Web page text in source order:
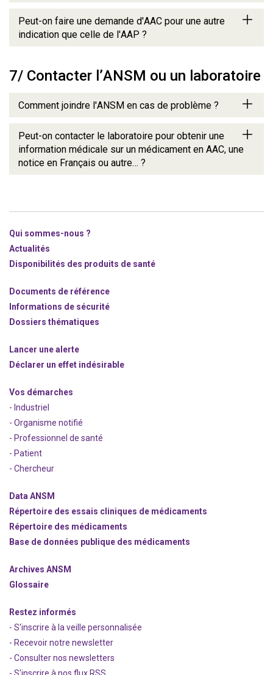
Peut-on faire une demande d'AAC pour une autre
indication que celle de l'AAP ?
7/ Contacter l’ANSM ou un laboratoire
Comment joindre l'ANSM en cas de problème ?
Peut-on contacter le laboratoire pour obtenir une
information médicale sur un médicament en AAC, une
notice en Français ou autre… ?
Qui sommes-nous ?
Actualités
Disponibilités des produits de santé
Documents de référence
Informations de sécurité
Dossiers thématiques
Lancer une alerte
Déclarer un effet indésirable
Vos démarches
- Industriel
- Organisme notifié
- Professionnel de santé
- Patient
- Chercheur
Data ANSM
Répertoire des essais cliniques de médicaments
Répertoire des médicaments
Base de données publique des médicaments
Archives ANSM
Glossaire
Restez informés
- S'inscrire à la veille personnalisée
- Recevoir notre newsletter
- Consulter nos newsletters